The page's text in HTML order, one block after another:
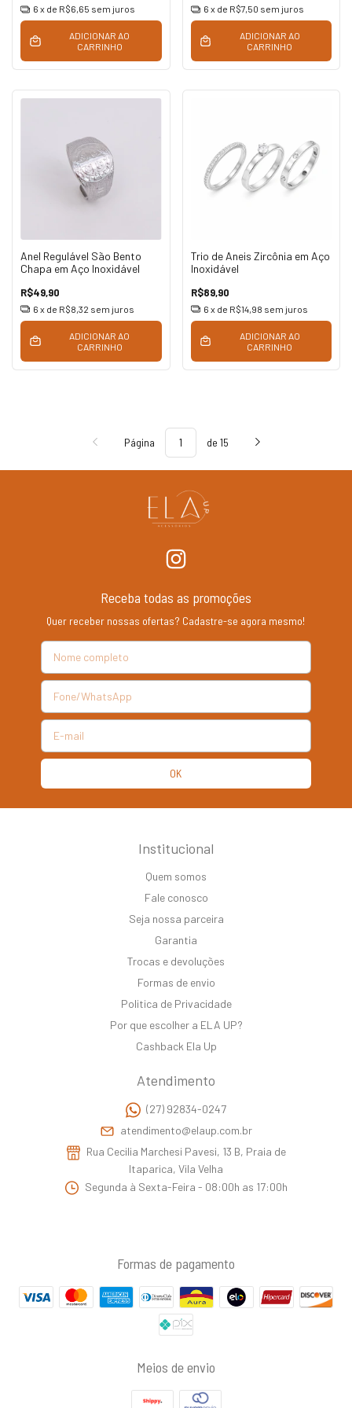
6 x de R$6,65 sem juros
ADICIONAR AO
CARRINHO
6 x de R$7,50 sem juros
ADICIONAR AO
CARRINHO
Anel Regulável São Bento
Chapa em Aço Inoxidável
R$49,90
6 x de R$8,32 sem juros
ADICIONAR AO
CARRINHO
Trio de Aneis Zircônia em Aço
Inoxidável
R$89,90
6 x de R$14,98 sem juros
ADICIONAR AO
CARRINHO
Página de 15
Receba todas as promoções
Quer receber nossas ofertas? Cadastre-se agora mesmo!
Institucional
Quem somos
Fale conosco
Seja nossa parceira
Garantia
Trocas e devoluções
Formas de envio
Politica de Privacidade
Por que escolher a ELA UP?
Cashback Ela Up
Atendimento
(27) 92834-0247
atendimento@elaup.com.br
Rua Cecilia Marchesi Pavesi, 13 B, Praia de
Itaparica, Vila Velha
Segunda à Sexta-Feira - 08:00h as 17:00h
Formas de pagamento
Meios de envio